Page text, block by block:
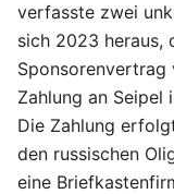
verfasste zwei
sich 2023 heraus,
Sponsorenvertrag
Zahlung an Seipel
Die Zahlung
den russischen
eine